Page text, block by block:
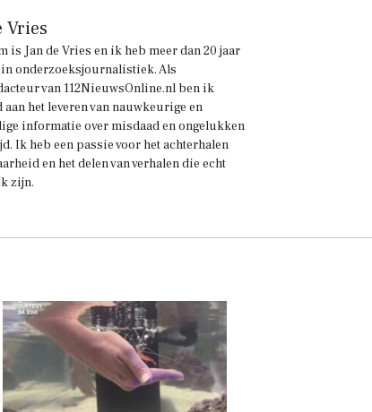
Vries
is Jan de Vries en ik heb meer dan 20 jaar
onderzoeksjournalistiek. Als
van 112NieuwsOnline.nl ben ik
aan het leveren van nauwkeurige en
informatie over misdaad en ongelukken
Ik heb een passie voor het achterhalen
en het delen van verhalen die echt
zijn.